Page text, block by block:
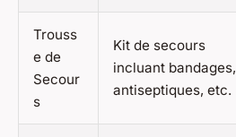
Trouss
e de
Secour
s
Kit de secours
incluant bandages,
antiseptiques, etc.